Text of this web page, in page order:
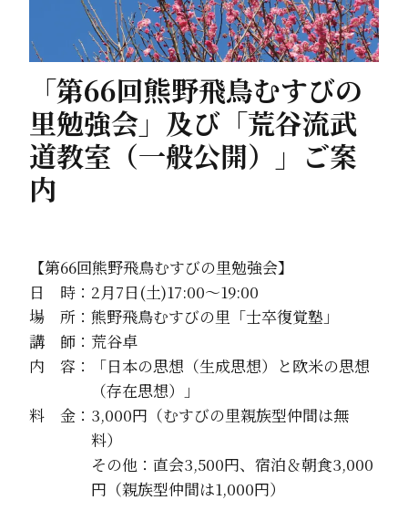
「第66回熊野飛鳥むすびの
里勉強会」及び「荒谷流武
道教室（一般公開）」ご案
内
【第66回熊野飛鳥むすびの里勉強会】
日 時：2月7日(土)17:00～19:00
場 所：熊野飛鳥むすびの里「士卒復覚塾」
講 師：荒谷卓
内 容：「日本の思想（生成思想）と欧米の思想
（存在思想）」
料 金：3,000円（むすびの里親族型仲間は無
料）
その他：直会3,500円、宿泊＆朝食3,000
円（親族型仲間は1,000円）